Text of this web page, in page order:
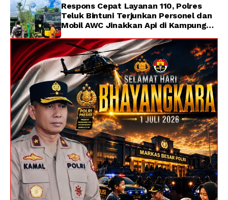
Respons Cepat Layanan 110, Polres
Teluk Bintuni Terjunkan Personel dan
Mobil AWC Jinakkan Api di Kampung